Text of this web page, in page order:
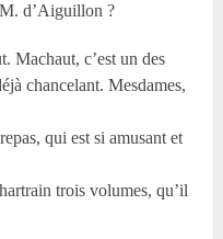
d’Aiguillon ?
Machaut, c’est un des
chancelant. Mesdames,
qui est si amusant et
trois volumes, qu’il